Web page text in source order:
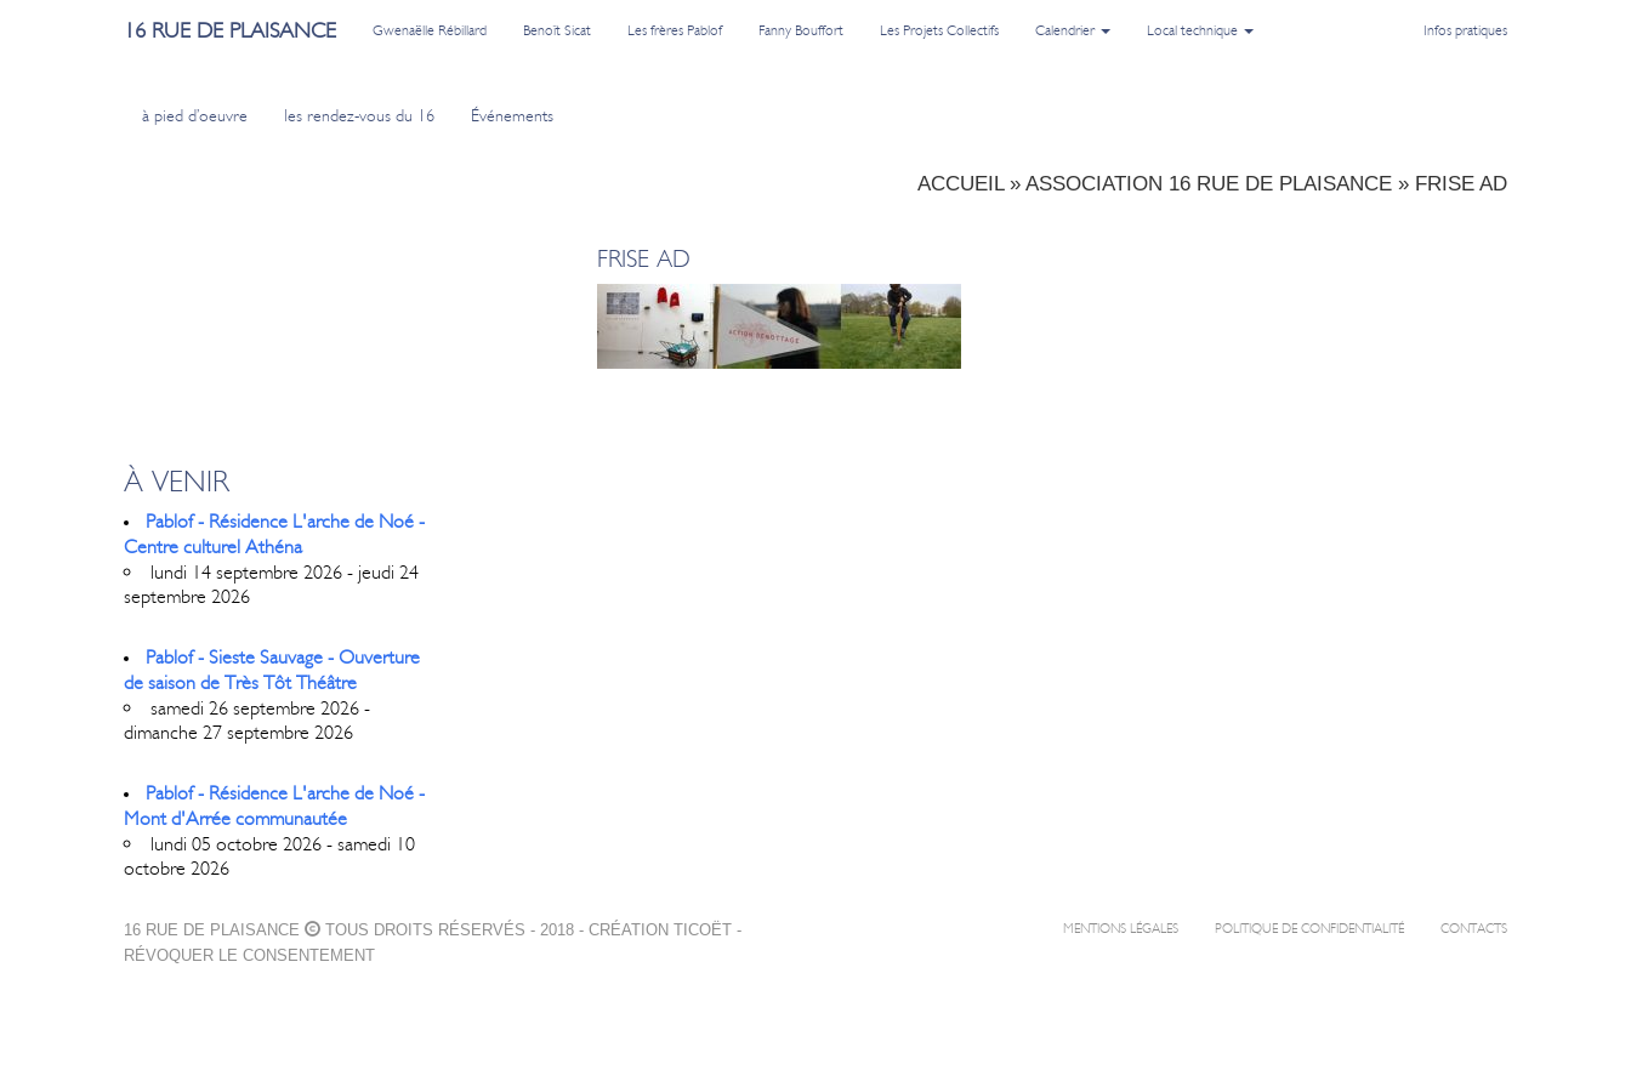
16 RUE DE PLAISANCE Gwenaëlle Rébillard Benoît Sicat Les frères Pablof Fanny Bouffort Les Projets Collectifs Calendrier Local technique Infos pratiques
à pied d’oeuvre les rendez-vous du 16 Événements
ACCUEIL» ASSOCIATION 16 RUE DE PLAISANCE » FRISE AD
FRISE AD
À VENIR
Pablof - Résidence L'arche de Noé -
Centre culturel Athéna
lundi 14 septembre 2026 - jeudi 24
septembre 2026
Pablof - Sieste Sauvage - Ouverture
de saison de Très Tôt Théâtre
samedi 26 septembre 2026 -
dimanche 27 septembre 2026
Pablof - Résidence L'arche de Noé -
Mont d'Arrée communautée
lundi 05 octobre 2026 - samedi 10
octobre 2026
16 RUE DE PLAISANCE TOUS DROITS RÉSERVÉS - 2018 - CRÉATION TICOËT -
RÉVOQUER LE CONSENTEMENT
MENTIONS LÉGALES POLITIQUE DE CONFIDENTIALITÉ CONTACTS